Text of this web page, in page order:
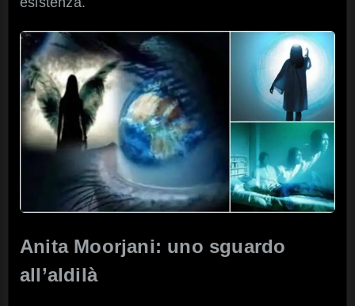
Anita Moorjani: uno sguardo
all’aldilà